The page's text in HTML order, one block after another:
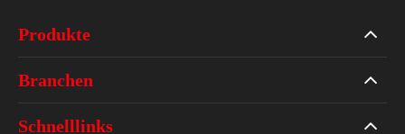
Produkte
Branchen
Schnelllinks